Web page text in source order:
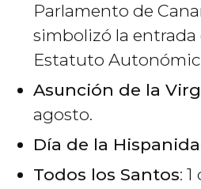
Parlamento de
simbolizó la entrada
Estatuto
Asunción de la
agosto.
Día de la
Todos los Santos: